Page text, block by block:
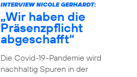
INTERVIEW NICOLE GERHARDT:
„Wir haben die
Präsenzpflicht
abgeschafft“
Die Covid-19-Pandemie wird
nachhaltig Spuren in der